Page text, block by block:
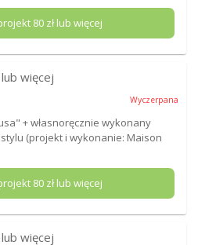
80 zł lub więcej
lub więcej
Wyczerpana
+ własnoręcznie wykonany
(projekt i wykonanie: Maison
80 zł lub więcej
lub więcej